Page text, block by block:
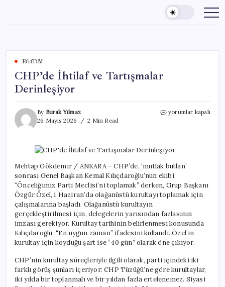
content
EĞITIM
CHP’de İhtilaf ve Tartışmalar
Derinleşiyor
By Burak Yılmaz
26 Mayıs 2026
2 Min Read
CHP’de
için
yorumlar kapalı
Mehtap Gökdemir / ANKARA – CHP’de, ‘mutlak butlan’
sonrası Genel Başkan Kemal Kılıçdaroğlu’nun ekibi,
“Önceliğimiz Parti Meclisi’ni toplamak” derken, Grup Başkanı
Özgür Özel, 1 Haziran’da olağanüstü kurultayı toplamak için
çalışmalarına başladı. Olağanüstü kurultayın
gerçekleştirilmesi için, delegelerin yarısından fazlasının
imzası gerekiyor. Kurultay tarihinin belirlenmesi konusunda
Kılıçdaroğlu, “En uygun zaman” ifadesini kullandı. Özel’in
kurultay için koyduğu şart ise “40 gün” olarak öne çıkıyor.
CHP’nin kurultay süreçleriyle ilgili olarak, parti içindeki iki
farklı görüş şunları içeriyor: CHP Tüzüğü’ne göre kurultaylar,
iki yılda bir toplanmalı ve bir yıldan fazla ertelenemez. Siyasi